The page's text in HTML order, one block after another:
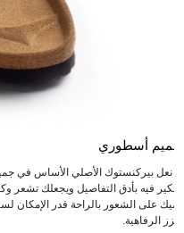
أسطوري
نعل بيركنستوك الأصلي الأساس في
فيه بأدق التفاصيل ويجعلك تشعر
على الشعور بالراحة قدر الإمكان
الرفاهية.